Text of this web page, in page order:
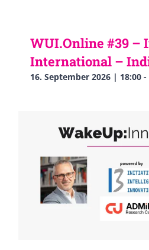
WUI.Online #39 –
International –
16. September 2026 | 18:00 -